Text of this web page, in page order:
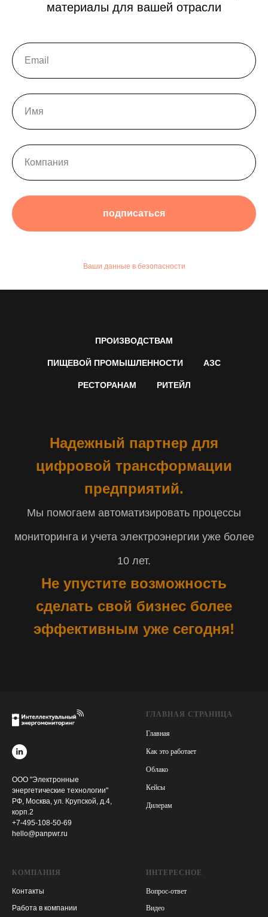
материалы для вашей отрасли
подписаться
Ваши данные в безопасности
ПРОИЗВОДСТВАМ
ПИЩЕВОЙ ПРОМЫШЛЕННОСТИ АЗС
РЕСТОРАНАМ РИТЕЙЛ
Надежный партнер для
цифровой трансформации
предприятий.
Мы помогаем автоматизировать процессы
мониторинга и учета электроэнергии уже более
10 лет.
Не упустите возможность
сделать свой бизнес более
эффективным уже сегодня!
ООО "Электронные
энергетические технологии"
РФ, Москва, ул. Крупской, д.4,
корп.2
+7-495-108-50-69
hello@panpwr.ru
ГЛАВНАЯ СТРАНИЦА
Главная
Как это работает
Облако
Кейсы
Дилерам
КОМПАНИЯ
Контакты
Работа в компании
ИНТЕРЕСНОЕ
Вопрос-ответ
Видео